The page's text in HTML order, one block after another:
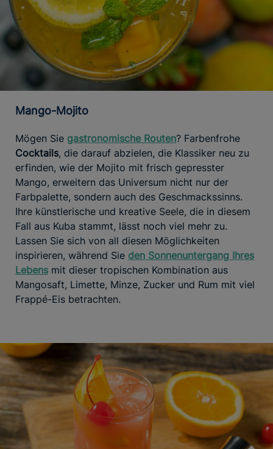
Mango-Mojito
Mögen Sie gastronomische Routen? Farbenfrohe
Cocktails, die darauf abzielen, die Klassiker neu zu
erfinden, wie der Mojito mit frisch gepresster
Mango, erweitern das Universum nicht nur der
Farbpalette, sondern auch des Geschmackssinns.
Ihre künstlerische und kreative Seele, die in diesem
Fall aus Kuba stammt, lässt noch viel mehr zu.
Lassen Sie sich von all diesen Möglichkeiten
inspirieren, während Sie den Sonnenuntergang Ihres
Lebens mit dieser tropischen Kombination aus
Mangosaft, Limette, Minze, Zucker und Rum mit viel
Frappé-Eis betrachten.